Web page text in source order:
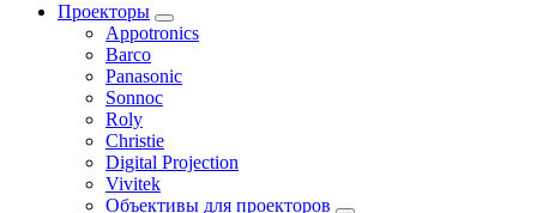
Проекторы
Appotronics
Barco
Panasonic
Sonnoc
Roly
Christie
Digital Projection
Vivitek
Объективы для проекторов